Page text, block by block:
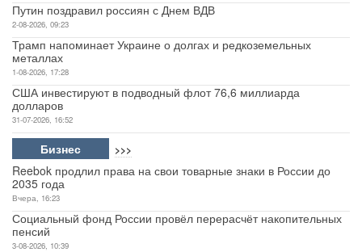
Путин поздравил россиян с Днем ВДВ
2-08-2026, 09:23
Трамп напоминает Украине о долгах и редкоземельных
металлах
1-08-2026, 17:28
США инвестируют в подводный флот 76,6 миллиарда
долларов
31-07-2026, 16:52
Бизнес >>>
Reebok продлил права на свои товарные знаки в России до
2035 года
Вчера, 16:23
Социальный фонд России провёл перерасчёт накопительных
пенсий
3-08-2026, 10:39